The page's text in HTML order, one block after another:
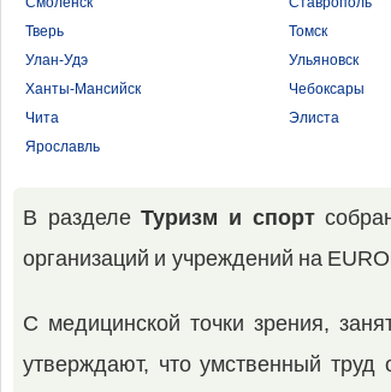
Тверь
Томск
Улан-Удэ
Ульяновск
Ханты-Мансийск
Чебоксары
Чита
Элиста
Ярославль
В разделеТуризм и спорт
организаций и учреждений на
С медицинской точки зрения,
утверждают, что умственный